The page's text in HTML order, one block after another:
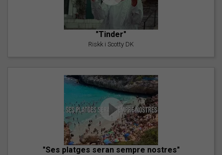
"Tinder"
Riskk i Scotty DK
"Ses platges seran sempre nostres"